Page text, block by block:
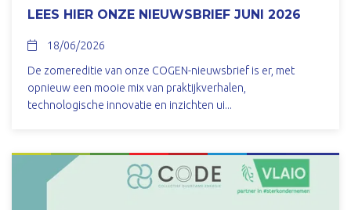
LEES HIER ONZE NIEUWSBRIEF JUNI 2026
18/06/2026
De zomereditie van onze COGEN-nieuwsbrief is er, met
opnieuw een mooie mix van praktijkverhalen,
technologische innovatie en inzichten ui...